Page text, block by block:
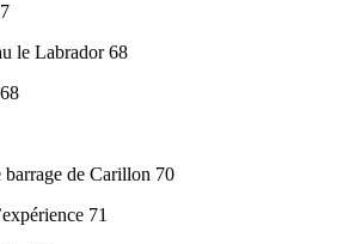
le Labrador 68
barrage de Carillon 70
71